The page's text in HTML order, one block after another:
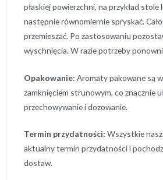
płaskiej powierzchni, na przykład stole
następnie równomiernie spryskać.
przemieszać. Po zastosowaniu
wyschnięcia. W razie potrzeby
Opakowanie: Aromaty pakowane są
zamknięciem strunowym, co znacznie
przechowywanie i dozowanie.
Termin przydatności: Wszystkie
aktualny termin przydatności i
dostaw.